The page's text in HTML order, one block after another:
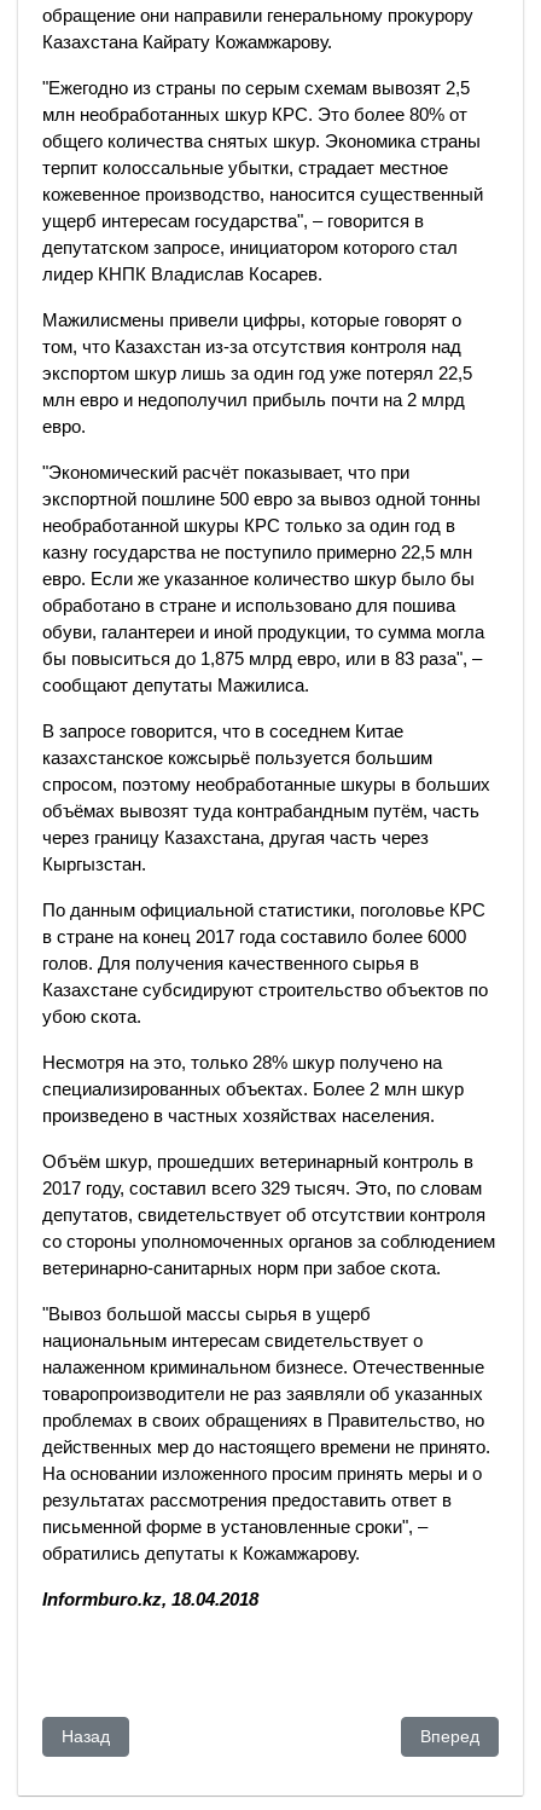
обращение они направили генеральному прокурору
Казахстана Кайрату Кожамжарову.
"Ежегодно из страны по серым схемам вывозят 2,5
млн необработанных шкур КРС. Это более 80% от
общего количества снятых шкур. Экономика страны
терпит колоссальные убытки, страдает местное
кожевенное производство, наносится существенный
ущерб интересам государства", – говорится в
депутатском запросе, инициатором которого стал
лидер КНПК Владислав Косарев.
Мажилисмены привели цифры, которые говорят о
том, что Казахстан из-за отсутствия контроля над
экспортом шкур лишь за один год уже потерял 22,5
млн евро и недополучил прибыль почти на 2 млрд
евро.
"Экономический расчёт показывает, что при
экспортной пошлине 500 евро за вывоз одной тонны
необработанной шкуры КРС только за один год в
казну государства не поступило примерно 22,5 млн
евро. Если же указанное количество шкур было бы
обработано в стране и использовано для пошива
обуви, галантереи и иной продукции, то сумма могла
бы повыситься до 1,875 млрд евро, или в 83 раза", –
сообщают депутаты Мажилиса.
В запросе говорится, что в соседнем Китае
казахстанское кожсырьё пользуется большим
спросом, поэтому необработанные шкуры в больших
объёмах вывозят туда контрабандным путём, часть
через границу Казахстана, другая часть через
Кыргызстан.
По данным официальной статистики, поголовье КРС
в стране на конец 2017 года составило более 6000
голов. Для получения качественного сырья в
Казахстане субсидируют строительство объектов по
убою скота.
Несмотря на это, только 28% шкур получено на
специализированных объектах. Более 2 млн шкур
произведено в частных хозяйствах населения.
Объём шкур, прошедших ветеринарный контроль в
2017 году, составил всего 329 тысяч. Это, по словам
депутатов, свидетельствует об отсутствии контроля
со стороны уполномоченных органов за соблюдением
ветеринарно-санитарных норм при забое скота.
"Вывоз большой массы сырья в ущерб
национальным интересам свидетельствует о
налаженном криминальном бизнесе. Отечественные
товаропроизводители не раз заявляли об указанных
проблемах в своих обращениях в Правительство, но
действенных мер до настоящего времени не принято.
На основании изложенного просим принять меры и о
результатах рассмотрения предоставить ответ в
письменной форме в установленные сроки", –
обратились депутаты к Кожамжарову.
Informburo.kz, 18.04.2018
Предыдущий: История нацкомпаний Казахстана: КТЖ
Назад Следующий:
Вперед